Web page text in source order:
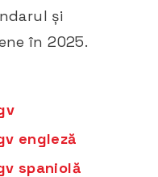
și
în 2025.​
engleză
spaniolă